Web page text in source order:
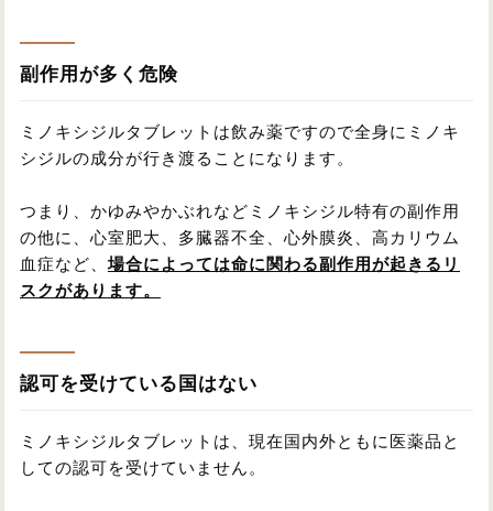
副作用が多く危険
ミノキシジルタブレットは飲み薬ですので全身にミノキ
シジルの成分が行き渡ることになります。
つまり、かゆみやかぶれなどミノキシジル特有の副作用
の他に、心室肥大、多臓器不全、心外膜炎、高カリウム
血症など、場合によっては命に関わる副作用が起きるリ
スクがあります。
認可を受けている国はない
ミノキシジルタブレットは、現在国内外ともに医薬品と
しての認可を受けていません。